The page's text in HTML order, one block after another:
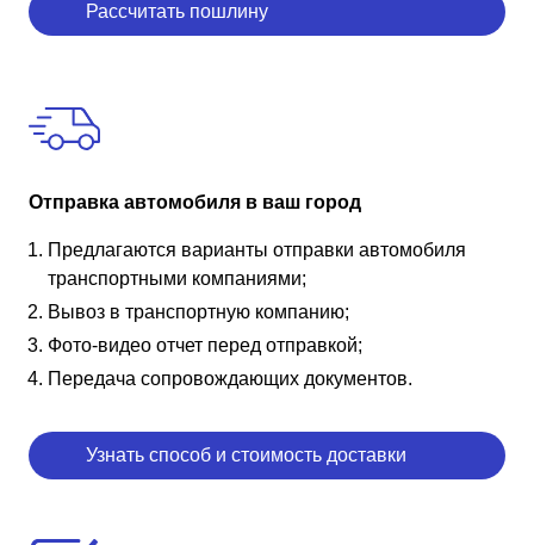
Рассчитать пошлину
Отправка автомобиля в ваш город
Предлагаются варианты отправки автомобиля
транспортными компаниями;
Вывоз в транспортную компанию;
Фото-видео отчет перед отправкой;
Передача сопровождающих документов.
Узнать способ и стоимость доставки